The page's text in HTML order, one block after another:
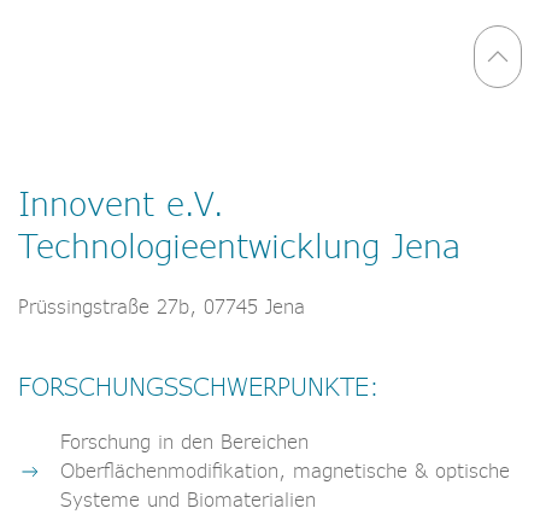
Innovent e.V.
Technologieentwicklung Jena
Prüssingstraße 27b, 07745 Jena
FORSCHUNGSSCHWERPUNKTE:
Forschung in den Bereichen
Oberflächenmodifikation, magnetische & optische
Systeme und Biomaterialien